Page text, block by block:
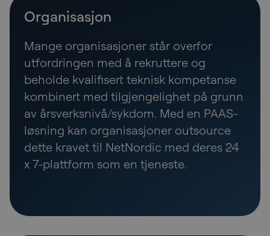
Organisasjon
Mange organisasjoner står overfor
utfordringen med å rekruttere og
beholde kvalifisert teknisk kompetanse
kombinert med tilgjengelighet på grunn
av årsverksnivå/sykdom. Med en PAAS-
løsning kan organisasjoner outsource
dette kravet til NetNordic med deres 24
x 7-plattform som en tjeneste.